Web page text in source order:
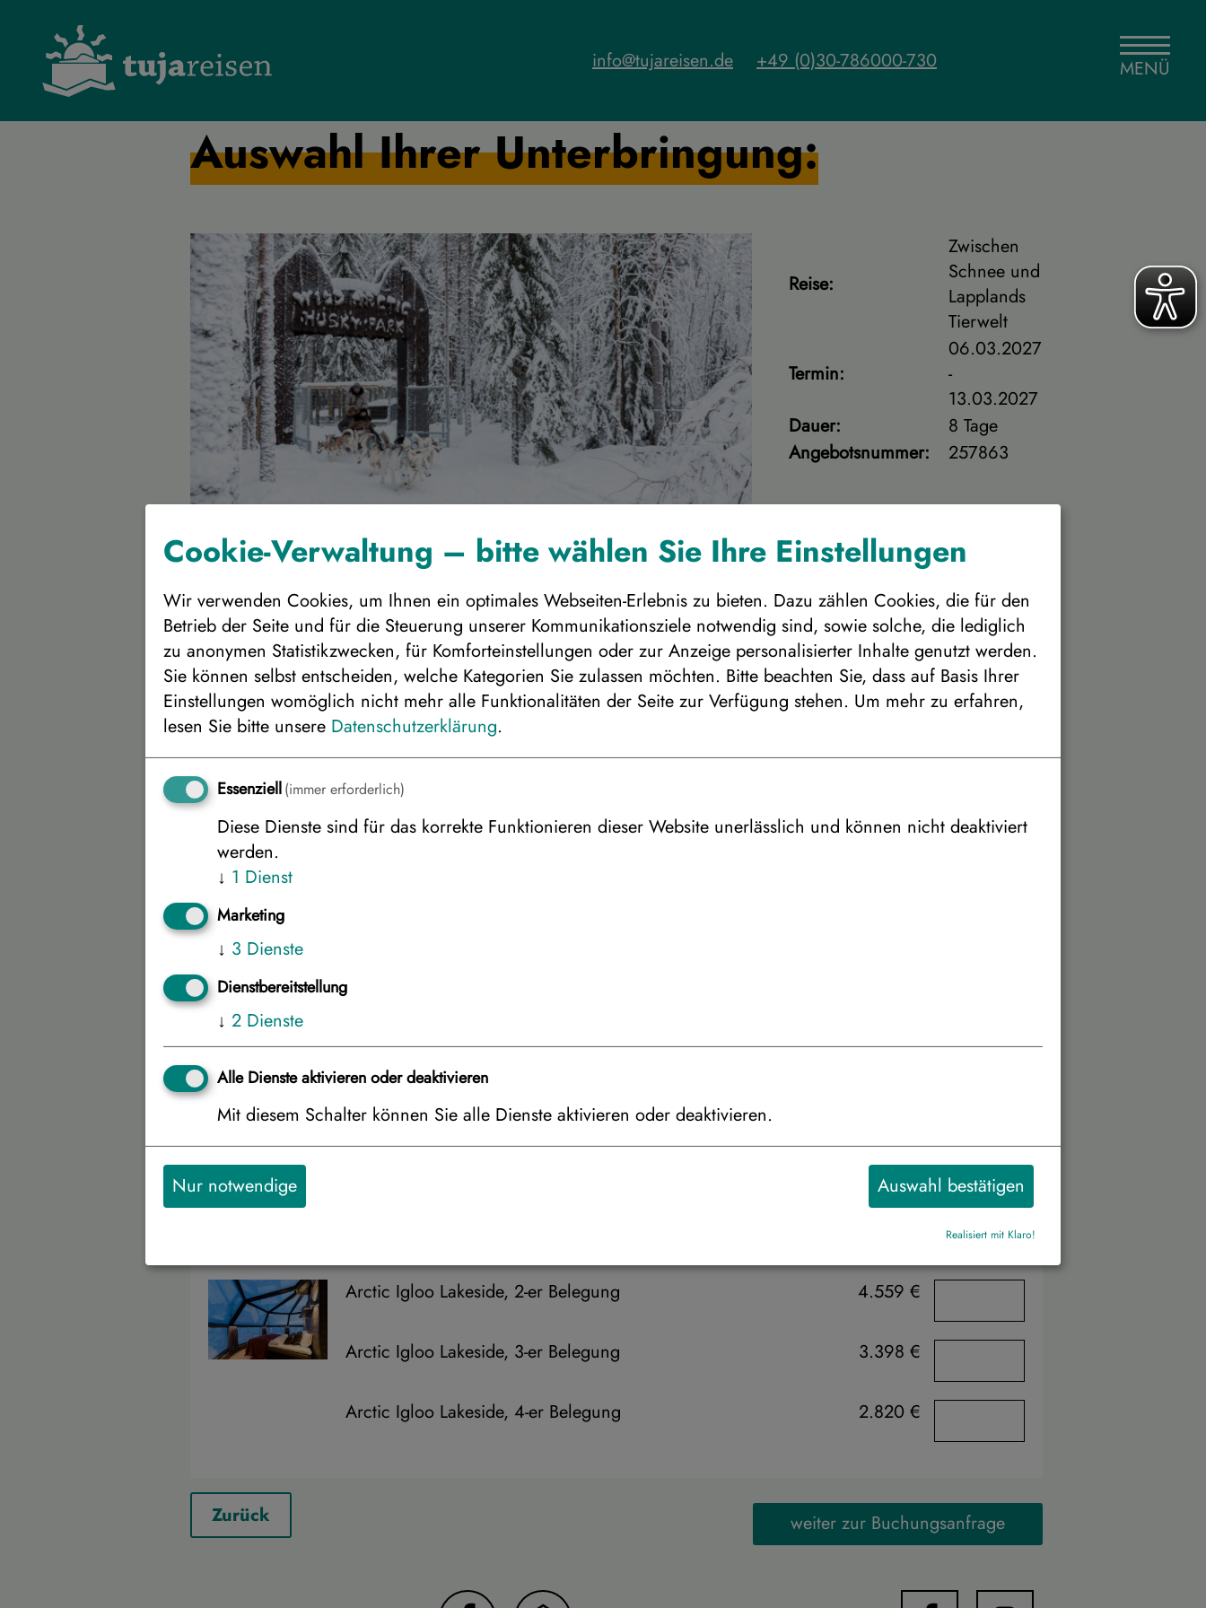
info@tujareisen.de +49 (0)30-786000-730 MENÜ
Auswahl Ihrer Unterbringung:
Reise:
Zwischen
Schnee und
Lapplands
Tierwelt
Termin:
06.03.2027
-
13.03.2027
Dauer:
8 Tage
Angebotsnummer:
257863
Bitte wählen Sie Ihren gewünschten Reisebeginn
Gewünschter Reisebeginn:
Bitte wählen Sie die Personenanzahl für die gewünschte Unterbringung
Unterbringung
Superior Holiday Villa, 2-er Belegung 2.363 €
Superior Holiday Villa, 6-er Belegung
3.984 €
Arctic Igloo Lakeside, 2-er Belegung 4.559 €
Arctic Igloo Lakeside, 3-er Belegung 3.398 €
Arctic Igloo Lakeside, 4-er Belegung 2.820 €
Zurück weiter zur Buchungsanfrage
Cookie-Verwaltung – bitte wählen Sie Ihre Einstellungen
Wir verwenden Cookies, um Ihnen ein optimales Webseiten-Erlebnis zu bieten. Dazu zählen Cookies, die für den
Betrieb der Seite und für die Steuerung unserer Kommunikationsziele notwendig sind, sowie solche, die lediglich
zu anonymen Statistikzwecken, für Komforteinstellungen oder zur Anzeige personalisierter Inhalte genutzt werden.
Sie können selbst entscheiden, welche Kategorien Sie zulassen möchten. Bitte beachten Sie, dass auf Basis Ihrer
Einstellungen womöglich nicht mehr alle Funktionalitäten der Seite zur Verfügung stehen. Um mehr zu erfahren,
lesen Sie bitte unsere Datenschutzerklärung.
Essenziell(immer erforderlich)
Diese Dienste sind für das korrekte Funktionieren dieser Website unerlässlich und können nicht deaktiviert
werden.
↓ 1 Dienst
Marketing
↓ 3 Dienste
Dienstbereitstellung
↓ 2 Dienste
Alle Dienste aktivieren oder deaktivieren
Mit diesem Schalter können Sie alle Dienste aktivieren oder deaktivieren.
Nur notwendige Auswahl bestätigen
Realisiert mit Klaro!